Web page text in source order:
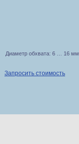
Диаметр обхвата: 6 … 16 мм
Запросить стоимость